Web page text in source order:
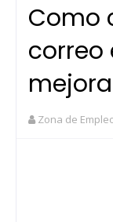
Como
correo
Zona de